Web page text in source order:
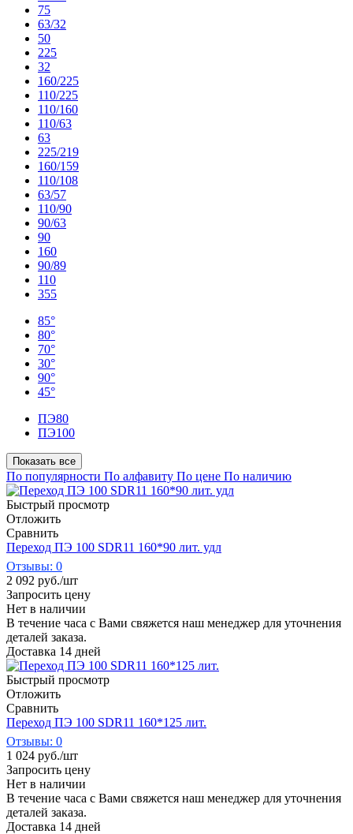
75
63/32
50
225
32
160/225
110/225
110/160
110/63
63
225/219
160/159
110/108
63/57
110/90
90/63
90
160
90/89
110
355
85°
80°
70°
30°
90°
45°
ПЭ80
ПЭ100
Показать все
По популярности По алфавиту По цене По наличию
Быстрый просмотр
Отложить
Сравнить
Переход ПЭ 100 SDR11 160*90 лит. удл
Отзывы: 0
2 092 руб./шт
Запросить цену
Нет в наличии
В течение часа с Вами свяжется наш менеджер для уточнения
деталей заказа.
Доставка 14 дней
Быстрый просмотр
Отложить
Сравнить
Переход ПЭ 100 SDR11 160*125 лит.
Отзывы: 0
1 024 руб./шт
Запросить цену
Нет в наличии
В течение часа с Вами свяжется наш менеджер для уточнения
деталей заказа.
Доставка 14 дней